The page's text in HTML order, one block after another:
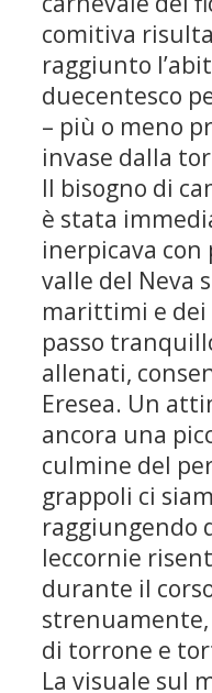
comitiva
raggiunto
duecentesco
– più o meno
invase dalla
Il bisogno di
è stata
inerpicava
valle del Neva
marittimi e dei
passo
allenati,
Eresea. Un
ancora una
culmine del
grappoli ci
raggiungendo
leccornie
durante il
di torrone e
La visuale sul